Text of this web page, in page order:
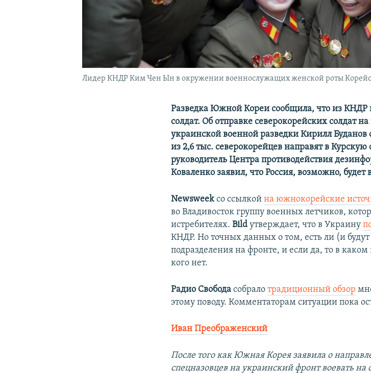
Лидер КНДР Ким Чен Ын в окружении военнослужащих женской роты
Разведка Южной Кореи сообщила, что из КНДР
солдат. Об отправке северокорейских солдат
украинской военной разведки Кирилл Буданов
из 2,6 тыс. северокорейцев направят в
руководитель Центра противодействия
Коваленко заявил, что Россия, возможно, будет
Newsweekсо ссылкойна южнокорейские
во Владивосток группу военных летчиков,
истребителях.Bildутверждает, что в Украину
КНДР. Но точных данных о том, есть ли (и
подразделения на фронте, и если да, то в
кого нет.
Радио Свободасобралотрадиционный обзор
этому поводу. Комментаторам ситуации пока
Иван Преображенский
После того как Южная Корея заявила о
спецназовцев на украинский фронт воевать